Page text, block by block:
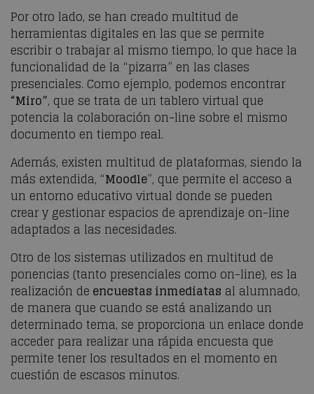
Por otro lado, se han creado multitud de
herramientas digitales en las que se permite
escribir o trabajar al mismo tiempo, lo que hace la
funcionalidad de la “pizarra” en las clases
presenciales. Como ejemplo, podemos encontrar
“Miro”, que se trata de un tablero virtual que
potencia la colaboración on-line sobre el mismo
documento en tiempo real.
Además, existen multitud de plataformas, siendo la
más extendida, “Moodle”, que permite el acceso a
un entorno educativo virtual donde se pueden
crear y gestionar espacios de aprendizaje on-line
adaptados a las necesidades.
Otro de los sistemas utilizados en multitud de
ponencias (tanto presenciales como on-line), es la
realización de encuestas inmediatas al alumnado,
de manera que cuando se está analizando un
determinado tema, se proporciona un enlace donde
acceder para realizar una rápida encuesta que
permite tener los resultados en el momento en
cuestión de escasos minutos.